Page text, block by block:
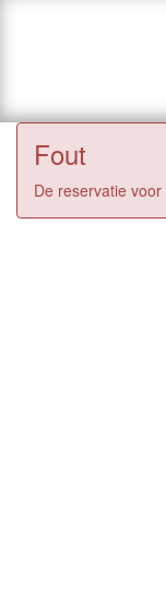
Fout
De reservatie